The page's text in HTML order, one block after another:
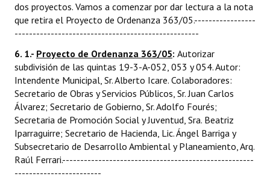
dos proyectos. Vamos a comenzar por dar lectura a la nota
que retira el Proyecto de Ordenanza 363/05.-----------------
---------------------------------------------------
6. 1.- Proyecto de Ordenanza 363/05: Autorizar
subdivisión de las quintas 19-3-A-052, 053 y 054. Autor:
Intendente Municipal, Sr. Alberto Icare. Colaboradores:
Secretario de Obras y Servicios Públicos, Sr. Juan Carlos
Álvarez; Secretario de Gobierno, Sr. Adolfo Fourés;
Secretaria de Promoción Social y Juventud, Sra. Beatriz
Iparraguirre; Secretario de Hacienda, Lic. Ángel Barriga y
Subsecretario de Desarrollo Ambiental y Planeamiento, Arq.
Raúl Ferrari.-----------------------------------------------------
------------------------